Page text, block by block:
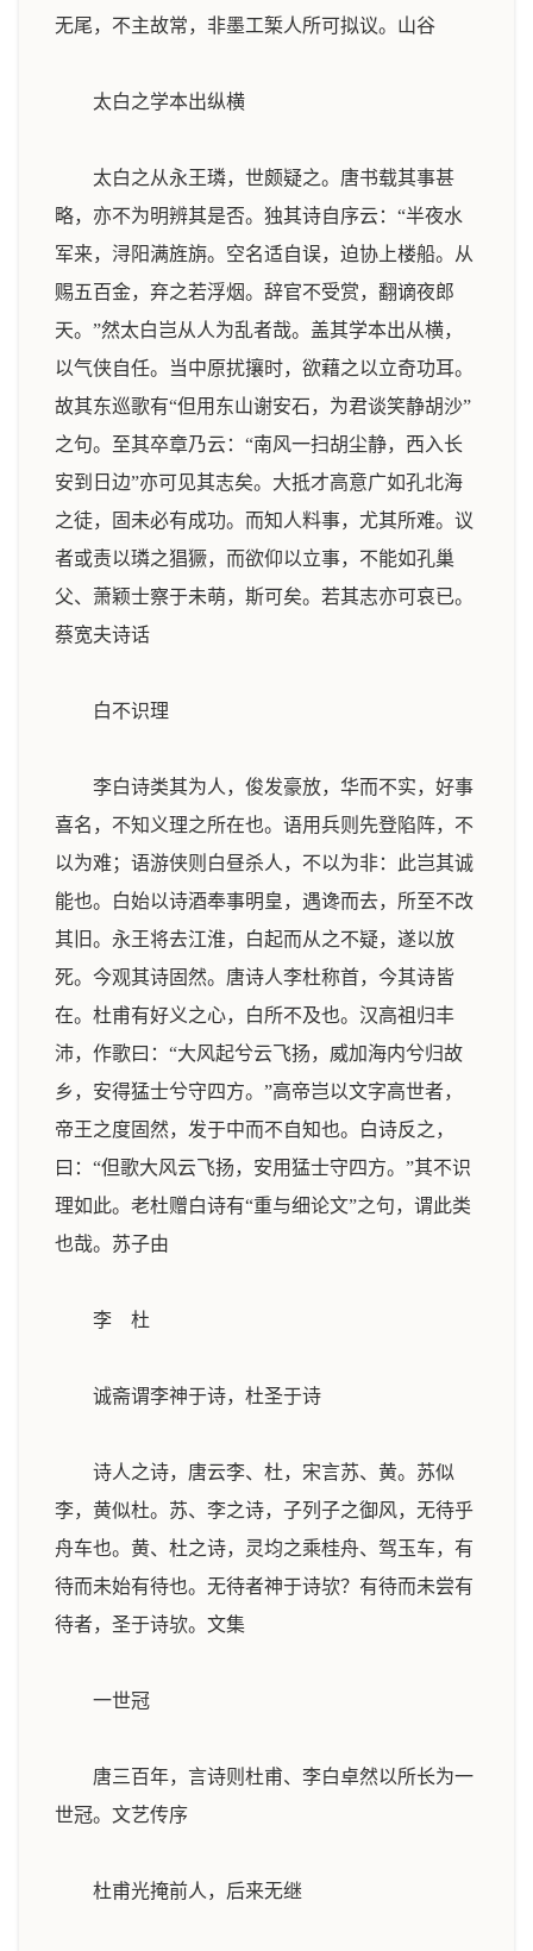
无尾，不主故常，非墨工椠人所可拟议。 山谷
太白之学本出纵横
太白之从永王璘，世颇疑之。唐书载其事甚
略，亦不为明辨其是否。独其诗自序云：“半夜水
军来，浔阳满旌旃。空名适自误，迫协上楼船。从
赐五百金，弃之若浮烟。辞官不受赏，翻谪夜郎
天。”然太白岂从人为乱者哉。盖其学本出从横，
以气侠自任。当中原扰攘时，欲藉之以立奇功耳。
故其东巡歌有“但用东山谢安石，为君谈笑静胡沙”
之句。至其卒章乃云：“南风一扫胡尘静，西入长
安到日边”亦可见其志矣。大抵才高意广如孔北海
之徒，固未必有成功。而知人料事，尤其所难。议
者或责以璘之猖獗，而欲仰以立事，不能如孔巢
父、萧颖士察于未萌，斯可矣。若其志亦可哀已。
蔡宽夫诗话
白不识理
李白诗类其为人，俊发豪放，华而不实，好事
喜名，不知义理之所在也。语用兵则先登陷阵，不
以为难；语游侠则白昼杀人，不以为非：此岂其诚
能也。白始以诗酒奉事明皇，遇谗而去，所至不改
其旧。永王将去江淮，白起而从之不疑，遂以放
死。今观其诗固然。唐诗人李杜称首，今其诗皆
在。杜甫有好义之心，白所不及也。汉高祖归丰
沛，作歌曰：“大风起兮云飞扬，威加海内兮归故
乡，安得猛士兮守四方。”高帝岂以文字高世者，
帝王之度固然，发于中而不自知也。白诗反之，
曰：“但歌大风云飞扬，安用猛士守四方。”其不识
理如此。老杜赠白诗有“重与细论文”之句，谓此类
也哉。 苏子由
李 杜
诚斋谓李神于诗，杜圣于诗
诗人之诗，唐云李、杜，宋言苏、黄。苏似
李，黄似杜。苏、李之诗，子列子之御风，无待乎
舟车也。黄、杜之诗，灵均之乘桂舟、驾玉车，有
待而未始有待也。无待者神于诗欤？有待而未尝有
待者，圣于诗欤。 文集
一世冠
唐三百年，言诗则杜甫、李白卓然以所长为一
世冠。 文艺传序
杜甫光掩前人，后来无继